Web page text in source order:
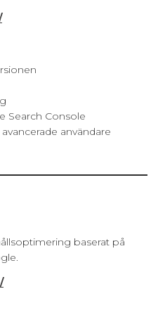
Search Console
användare
baserat på